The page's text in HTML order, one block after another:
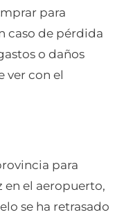
para
caso de pérdida
o daños
ver con el
para
en el aeropuerto,
se ha retrasado